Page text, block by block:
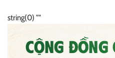
string(0) ""